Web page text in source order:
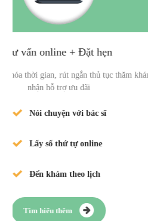
Xét nghiệm +
Giúp chẩn đoán chính xác bệnh
Bác sĩ thăm
Làm xét
Điều trị theo
Tìm hiểu thêm